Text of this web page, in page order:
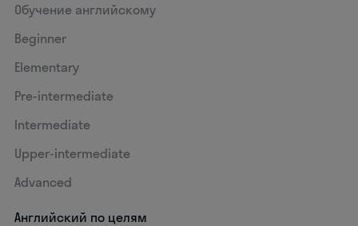
Обучение английскому
Beginner
Elementary
Pre-intermediate
Intermediate
Upper-intermediate
Advanced
Английский по целям